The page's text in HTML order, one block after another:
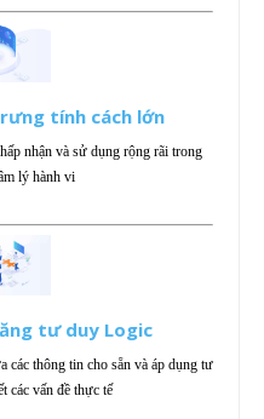
tính cách lớn
nhận và sử dụng rộng rãi trong
lý hành vi
tư duy Logic
các thông tin cho sẵn và áp dụng tư
các vấn đề thực tế